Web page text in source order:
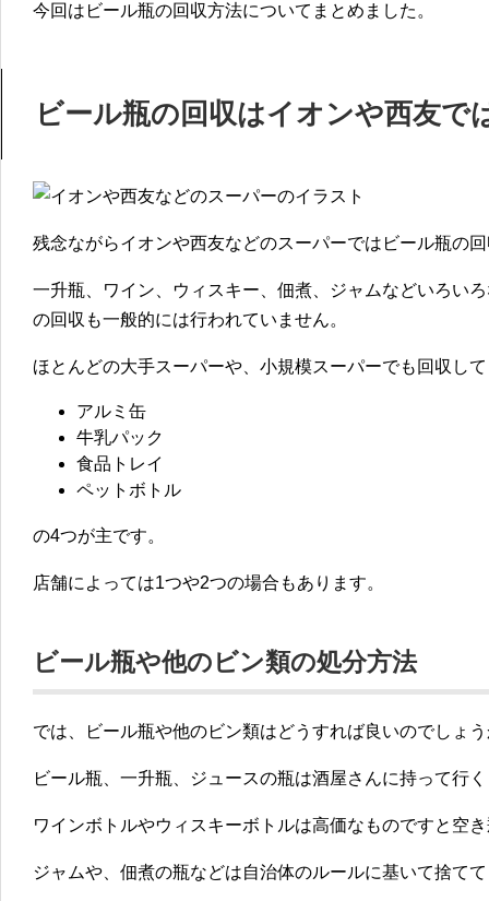
今回はビール瓶の回収方法についてまとめました。
ビール瓶の回収はイオンや西友
残念ながらイオンや西友などのスーパーではビール瓶の
一升瓶、ワイン、ウィスキー、佃煮、ジャムなどいろい
の回収も一般的には行われていません。
ほとんどの大手スーパーや、小規模スーパーでも回収し
アルミ缶
牛乳パック
食品トレイ
ペットボトル
の4つが主です。
店舗によっては1つや2つの場合もあります。
ビール瓶や他のビン類の処分方法
では、ビール瓶や他のビン類はどうすれば良いのでしょ
ビール瓶、一升瓶、ジュースの瓶は酒屋さんに持って行
ワインボトルやウィスキーボトルは高価なものですと空
ジャムや、佃煮の瓶などは自治体のルールに基いて捨て